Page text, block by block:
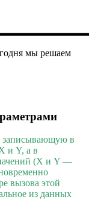
мы решаем
записывающую в
и Y, а в
(X и Y —
вызова этой
из данных